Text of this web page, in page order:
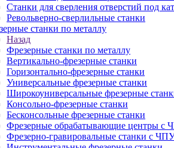
Станки для сверления отверстий под
Револьверно-сверлильные станки
станки по металлу
Назад
Фрезерные станки по металлу
Вертикально-фрезерные станки
Горизонтально-фрезерные станки
Универсальные фрезерные станки
Широкоуниверсальные фрезерные
Консольно-фрезерные станки
Бесконсольные фрезерные станки
Фрезерные обрабатывающие центры с
Фрезерно-гравировальные станки с